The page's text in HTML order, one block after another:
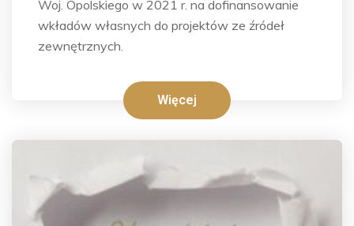
Woj. Opolskiego w 2021 r. na dofinansowanie
wkładów własnych do projektów ze źródeł
zewnętrznych.
Więcej